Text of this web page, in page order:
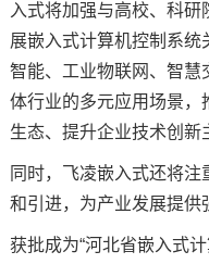
入式将加强与高校、科
展嵌入式计算机控制系统
智能、 工业物联网 、 智慧
体行业的多元应用场景，
生态、提升企业技术创新
同时，飞凌嵌入式还将
和引进，为产业发展提供
获批成为“河北省嵌入式